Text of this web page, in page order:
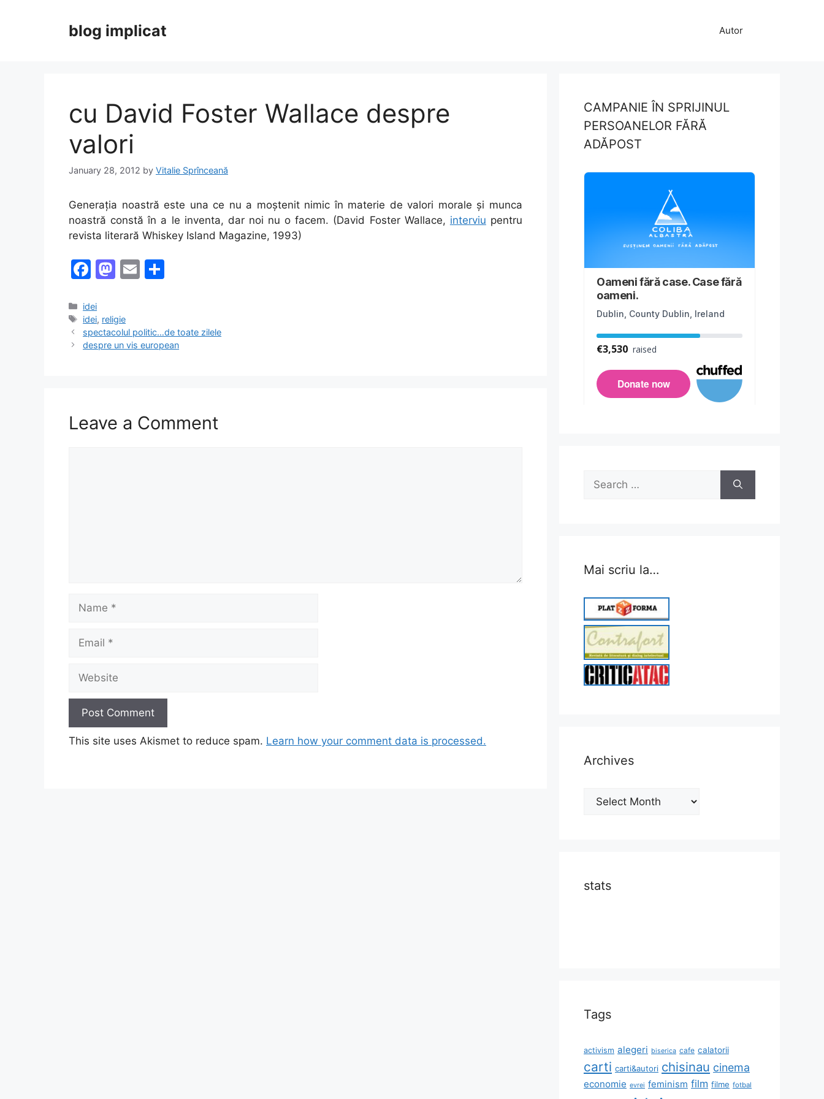
blog implicat Autor
cu David Foster Wallace despre
valori
January 28, 2012 by Vitalie Sprînceană
Generația noastră este una ce nu a moștenit nimic în materie de valori morale și munca
noastră constă în a le inventa, dar noi nu o facem. (David Foster Wallace, interviu pentru
revista literară Whiskey Island Magazine, 1993)
F
c
e
b
M
o
d
E
l
e
Categories
idei
Tags
idei, religie
spectacolul politic…de toate zilele
despre un vis european
Leave a Comment
This site uses Akismet to reduce spam. Learn how your comment data is processed.
CAMPANIE ÎN SPRIJINUL
PERSOANELOR FĂRĂ
ADĂPOST
Search
for:
Mai scriu la…
Archives
Archives
stats
Tags
activism alegeri biserica cafe calatorii
carti carti&autori chisinau cinema
economie evrei feminism film filme fotbal